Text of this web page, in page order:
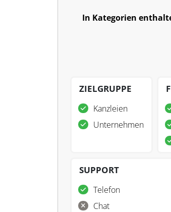
In Kategorien
ZIELGRUPPE
Kanzleien
Unternehmen
SUPPORT
Telefon
Chat